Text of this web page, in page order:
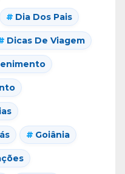
Dia Dos Pais
Dicas De Viagem
Goiânia